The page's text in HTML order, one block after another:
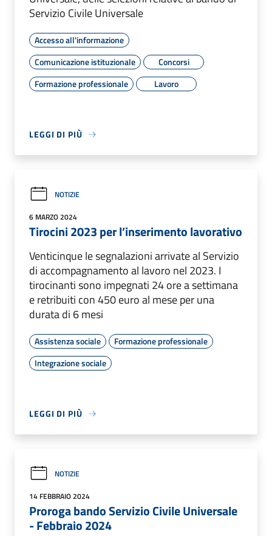
Servizio Civile Universale
Accesso all'informazione
Comunicazione istituzionale
Concorsi
Formazione professionale
Lavoro
LEGGI DI PIÙ
NOTIZIE
6 MARZO 2024
Tirocini 2023 per l’inserimento lavorativo
Venticinque le segnalazioni arrivate al Servizio
di accompagnamento al lavoro nel 2023. I
tirocinanti sono impegnati 24 ore a settimana
e retribuiti con 450 euro al mese per una
durata di 6 mesi
Assistenza sociale
Formazione professionale
Integrazione sociale
LEGGI DI PIÙ
NOTIZIE
14 FEBBRAIO 2024
Proroga bando Servizio Civile Universale
- Febbraio 2024